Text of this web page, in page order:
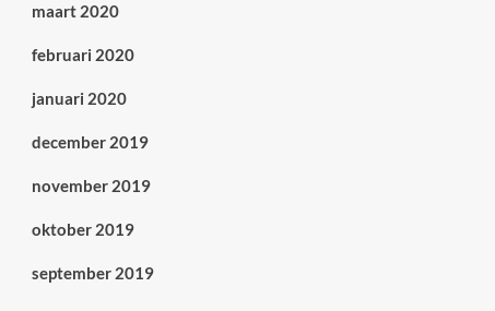
maart 2020
februari 2020
januari 2020
december 2019
november 2019
oktober 2019
september 2019